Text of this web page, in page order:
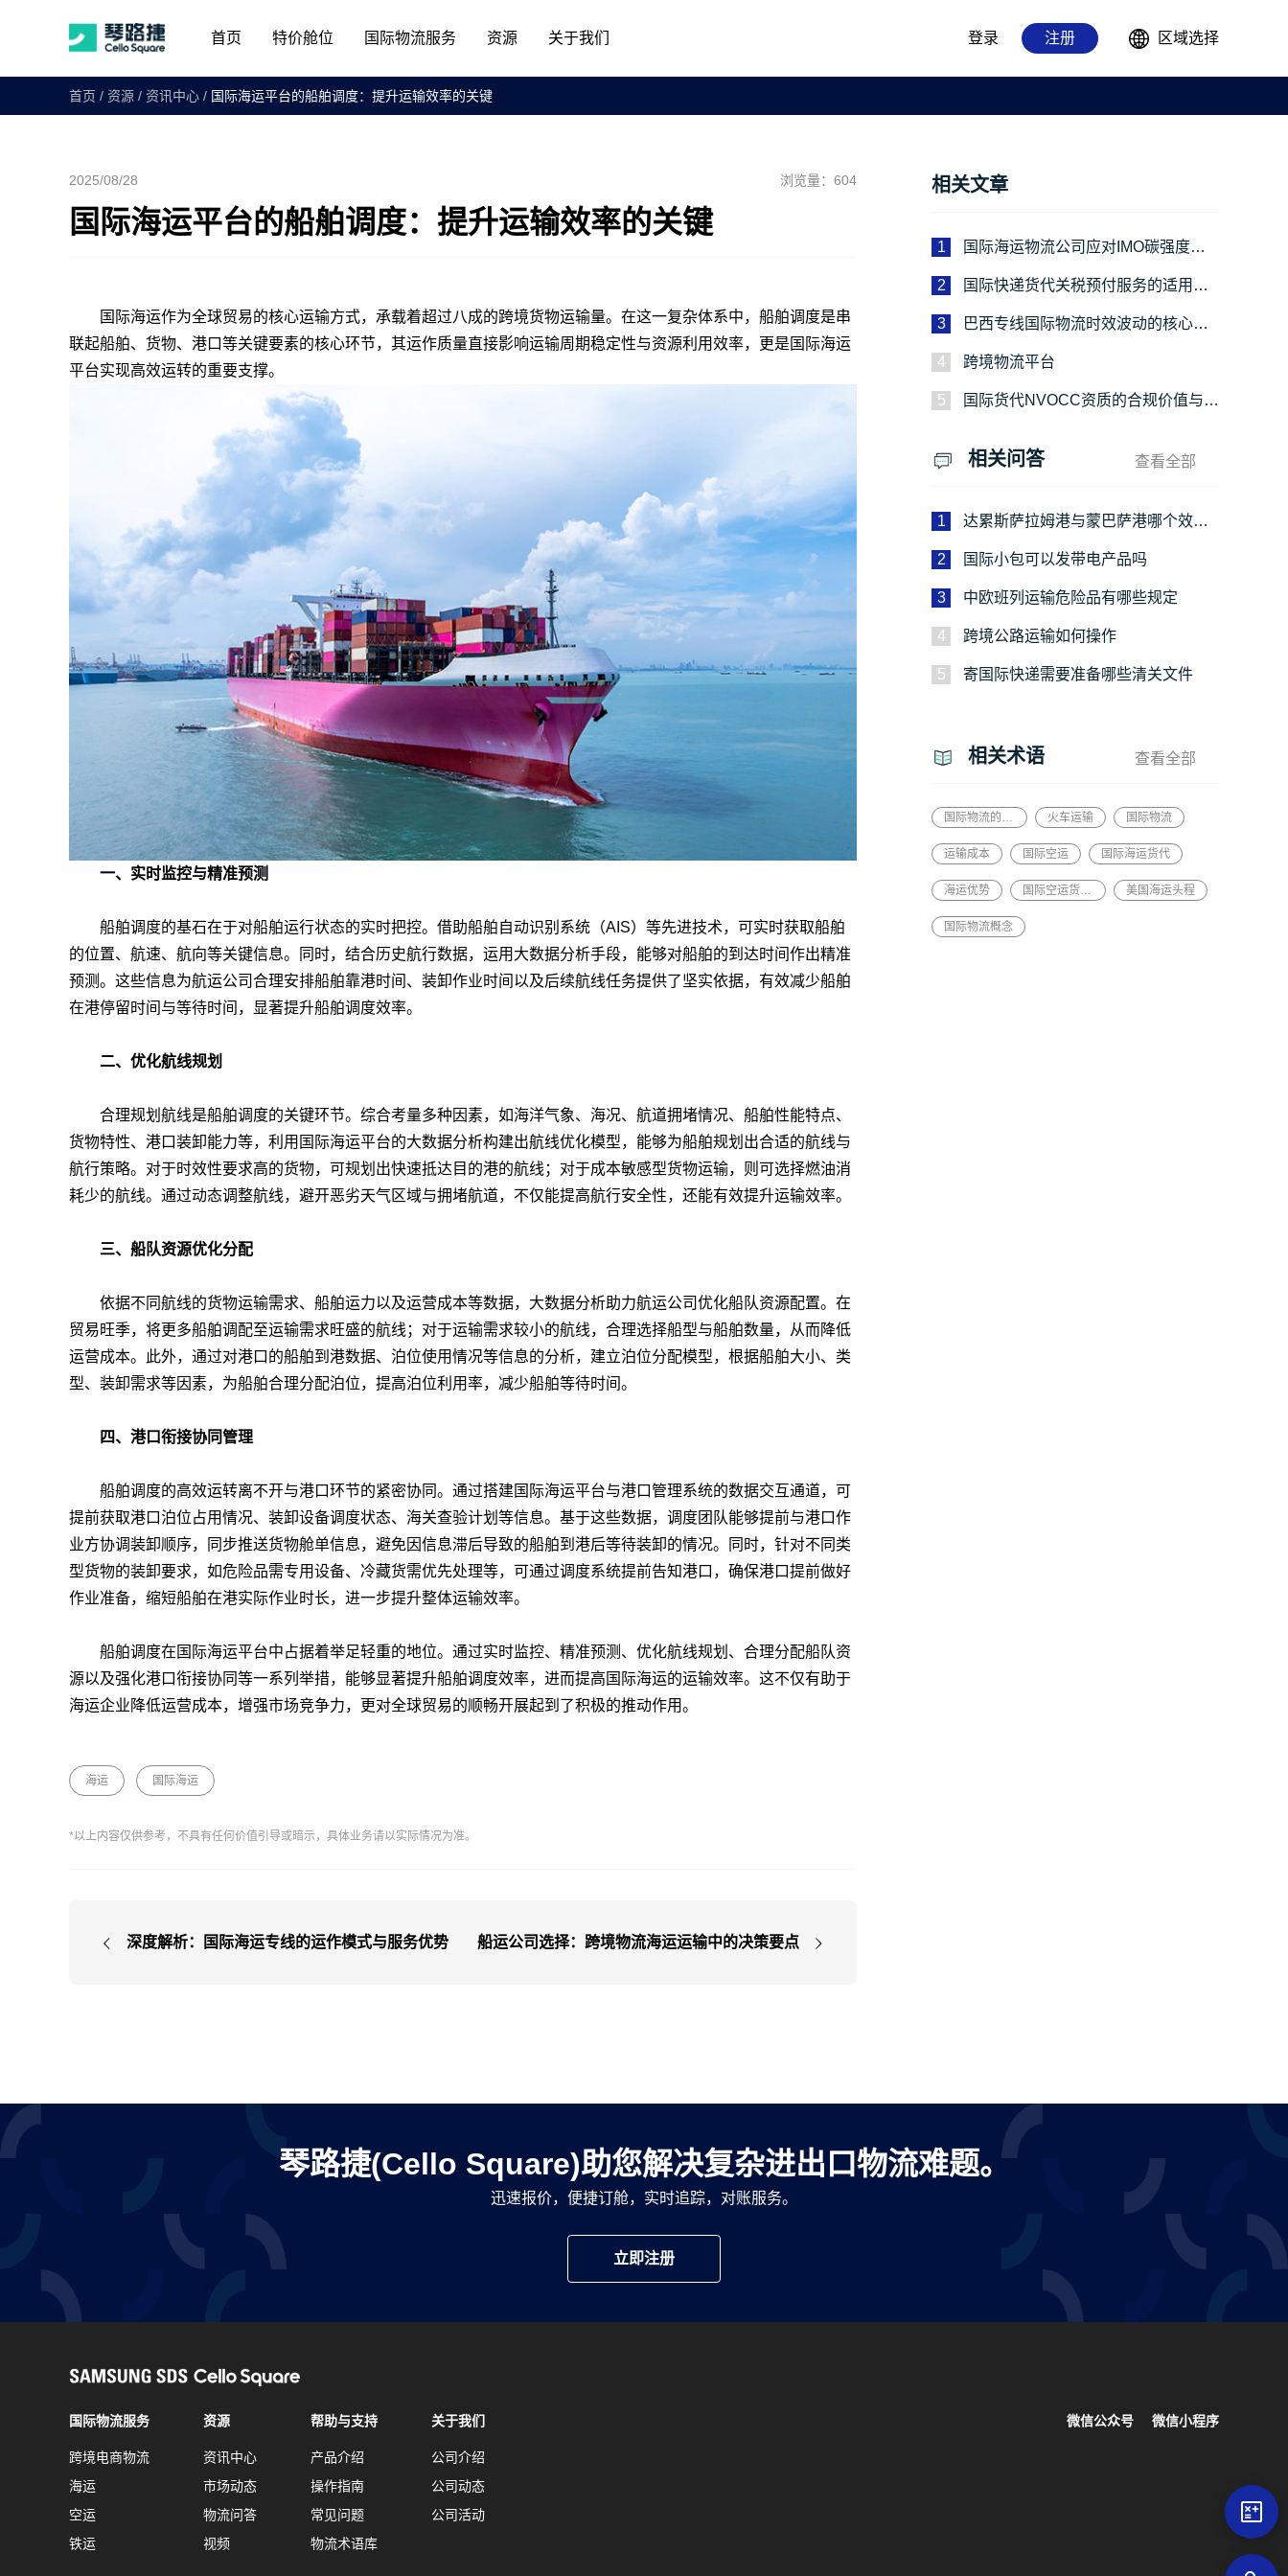
首页 特价舱位 国际物流服务 资源 关于我们 登录 注册 区域选择
首页 / 资源 / 资讯中心 / 国际海运平台的船舶调度：提升运输效率的关键
2025/08/28 浏览量：604
国际海运平台的船舶调度：提升运输效率的关键
国际海运作为全球贸易的核心运输方式，承载着超过八成的跨境货物运输量。在这一复杂体系中，船舶调度是串
联起船舶、货物、港口等关键要素的核心环节，其运作质量直接影响运输周期稳定性与资源利用效率，更是国际海运
平台实现高效运转的重要支撑。
一、实时监控与精准预测
船舶调度的基石在于对船舶运行状态的实时把控。借助船舶自动识别系统（AIS）等先进技术，可实时获取船舶
的位置、航速、航向等关键信息。同时，结合历史航行数据，运用大数据分析手段，能够对船舶的到达时间作出精准
预测。这些信息为航运公司合理安排船舶靠港时间、装卸作业时间以及后续航线任务提供了坚实依据，有效减少船舶
在港停留时间与等待时间，显著提升船舶调度效率。
二、优化航线规划
合理规划航线是船舶调度的关键环节。综合考量多种因素，如海洋气象、海况、航道拥堵情况、船舶性能特点、
货物特性、港口装卸能力等，利用国际海运平台的大数据分析构建出航线优化模型，能够为船舶规划出合适的航线与
航行策略。对于时效性要求高的货物，可规划出快速抵达目的港的航线；对于成本敏感型货物运输，则可选择燃油消
耗少的航线。通过动态调整航线，避开恶劣天气区域与拥堵航道，不仅能提高航行安全性，还能有效提升运输效率。
三、船队资源优化分配
依据不同航线的货物运输需求、船舶运力以及运营成本等数据，大数据分析助力航运公司优化船队资源配置。在
贸易旺季，将更多船舶调配至运输需求旺盛的航线；对于运输需求较小的航线，合理选择船型与船舶数量，从而降低
运营成本。此外，通过对港口的船舶到港数据、泊位使用情况等信息的分析，建立泊位分配模型，根据船舶大小、类
型、装卸需求等因素，为船舶合理分配泊位，提高泊位利用率，减少船舶等待时间。
四、港口衔接协同管理
船舶调度的高效运转离不开与港口环节的紧密协同。通过搭建国际海运平台与港口管理系统的数据交互通道，可
提前获取港口泊位占用情况、装卸设备调度状态、海关查验计划等信息。基于这些数据，调度团队能够提前与港口作
业方协调装卸顺序，同步推送货物舱单信息，避免因信息滞后导致的船舶到港后等待装卸的情况。同时，针对不同类
型货物的装卸要求，如危险品需专用设备、冷藏货需优先处理等，可通过调度系统提前告知港口，确保港口提前做好
作业准备，缩短船舶在港实际作业时长，进一步提升整体运输效率。
船舶调度在国际海运平台中占据着举足轻重的地位。通过实时监控、精准预测、优化航线规划、合理分配船队资
源以及强化港口衔接协同等一系列举措，能够显著提升船舶调度效率，进而提高国际海运的运输效率。这不仅有助于
海运企业降低运营成本，增强市场竞争力，更对全球贸易的顺畅开展起到了积极的推动作用。
海运 国际海运
*以上内容仅供参考，不具有任何价值引导或暗示，具体业务请以实际情况为准。
深度解析：国际海运专线的运作模式与服务优势 船运公司选择：跨境物流海运运输中的决策要点
相关文章
1
国际海运物流公司应对IMO碳强度新
2
国际快递货代关税预付服务的适用场
3
巴西专线国际物流时效波动的核心成
4
跨境物流平台
5
国际货代NVOCC资质的合规价值与官
相关问答 查看全部
1
达累斯萨拉姆港与蒙巴萨港哪个效率
2
国际小包可以发带电产品吗
3 中欧班列运输危险品有哪些规定
4 跨境公路运输如何操作
5 寄国际快递需要准备哪些清关文件
相关术语 查看全部
国际物流的概念 火车运输 国际物流
运输成本 国际空运 国际海运货代
海运优势 国际空运货代平台 美国海运头程
国际物流概念
琴路捷(Cello Square)助您解决复杂进出口物流难题。
迅速报价，便捷订舱，实时追踪，对账服务。
立即注册
国际物流服务
跨境电商物流
海运
空运
铁运
资源
资讯中心
市场动态
物流问答
视频
帮助与支持
产品介绍
操作指南
常见问题
物流术语库
关于我们
公司介绍
公司动态
公司活动
微信公众号 微信小程序